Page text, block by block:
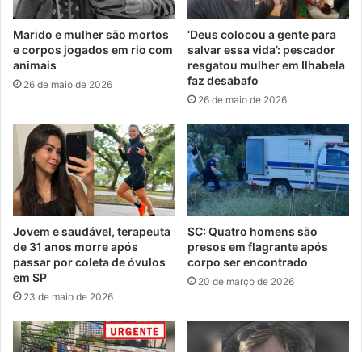
Marido e mulher são mortos
e corpos jogados em rio com
animais
26 de maio de 2026
‘Deus colocou a gente para
salvar essa vida’: pescador
resgatou mulher em Ilhabela
faz desabafo
26 de maio de 2026
Jovem e saudável, terapeuta
de 31 anos morre após
passar por coleta de óvulos
em SP
23 de maio de 2026
SC: Quatro homens são
presos em flagrante após
corpo ser encontrado
20 de março de 2026